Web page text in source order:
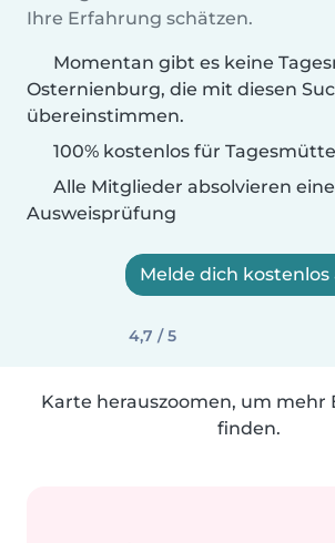
Ihre Erfahrung schätzen.
Momentan gibt es keine
Osternienburg, die mit diesen
übereinstimmen.
100% kostenlos für
Alle Mitglieder absolvieren
Ausweisprüfung
Melde dich kostenlos
4,7 / 5
Karte herauszoomen, um mehr
finden.